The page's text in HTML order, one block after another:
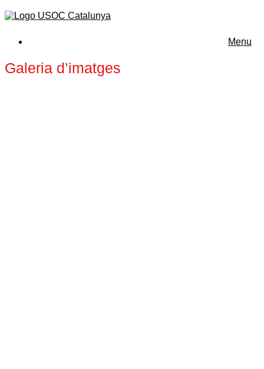
Menu
Galeria d’imatges